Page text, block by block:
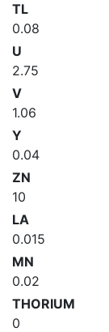
TL
0.08
U
2.75
V
1.06
Y
0.04
ZN
10
LA
0.015
MN
0.02
THORIUM
0